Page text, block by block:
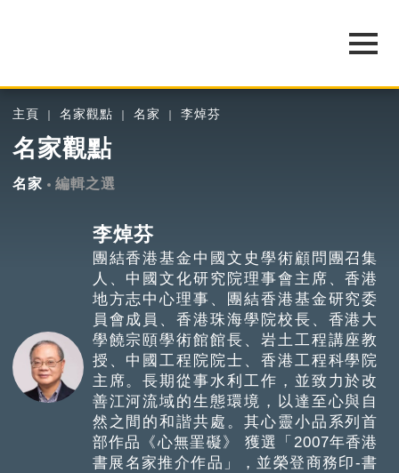
主頁 名家觀點 名家 李焯芬
名家觀點
名家 編輯之選
李焯芬
團結香港基金中國文史學術顧問團召集
人、中國文化研究院理事會主席、香港
地方志中心理事、團結香港基金研究委
員會成員、香港珠海學院校長、香港大
學饒宗頤學術館館長、岩土工程講座教
授、中國工程院院士、香港工程科學院
主席。長期從事水利工作，並致力於改
善江河流域的生態環境，以達至心與自
然之間的和諧共處。其心靈小品系列首
部作品《心無罣礙》 獲選「2007年香港
書展名家推介作品」，並榮登商務印-書